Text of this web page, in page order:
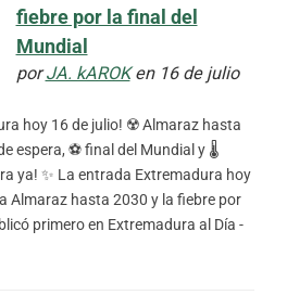
fiebre por la final del
Mundial
porJA. kAROKen 16 de julio
hoy 16 de julio! ☢️ Almaraz hasta
espera, ⚽ final del Mundial y 🌡️
ya! ✨ La entrada Extremadura hoy
Almaraz hasta 2030 y la fiebre por
primero en Extremadura al Día -